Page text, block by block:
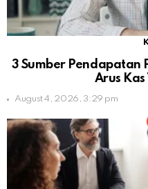
3 Sumber Pendapatan
Arus Kas
August 4, 2026, 3:29 pm